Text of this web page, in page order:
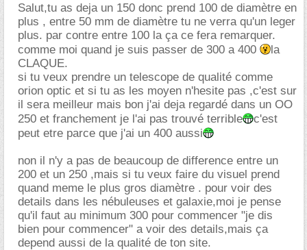
Salut,tu as deja un 150 donc prend 100 de diamètre en
plus , entre 50 mm de diamètre tu ne verra qu'un leger
plus. par contre entre 100 la ça ce fera remarquer.
comme moi quand je suis passer de 300 a 400
la
CLAQUE.
si tu veux prendre un telescope de qualité comme
orion optic et si tu as les moyen n'hesite pas ,c'est sur
il sera meilleur mais bon j'ai deja regardé dans un OO
250 et franchement je l'ai pas trouvé terrible
c'est
peut etre parce que j'ai un 400 aussi
non il n'y a pas de beaucoup de difference entre un
200 et un 250 ,mais si tu veux faire du visuel prend
quand meme le plus gros diamètre . pour voir des
details dans les nébuleuses et galaxie,moi je pense
qu'il faut au minimum 300 pour commencer "je dis
bien pour commencer" a voir des details,mais ça
depend aussi de la qualité de ton site.